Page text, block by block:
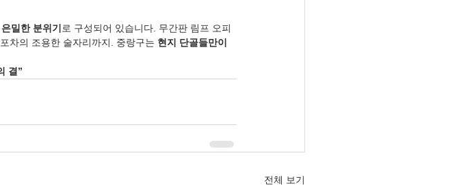
밀한 분위기 로 구성되어 있습니다. 무간판 림프 오피
차의 조용한 술자리까지. 중랑구는 현지 단골들만이
결”
전체 보기